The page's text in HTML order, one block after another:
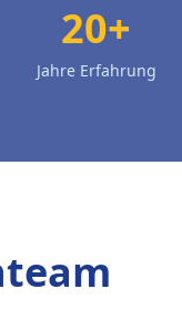
20+
Jahre Erfahrung